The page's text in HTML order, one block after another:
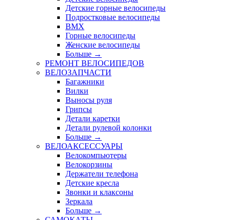
Детские горные велосипеды
Подростковые велосипеды
BMX
Горные велосипеды
Женские велосипеды
Больше →
РЕМОНТ ВЕЛОСИПЕДОВ
ВЕЛОЗАПЧАСТИ
Багажники
Вилки
Выносы руля
Грипсы
Детали каретки
Детали рулевой колонки
Больше →
ВЕЛОАКСЕССУАРЫ
Велокомпьютеры
Велокорзины
Держатели телефона
Детские кресла
Звонки и клаксоны
Зеркала
Больше →